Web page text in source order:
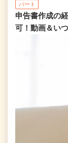
パート
申告書作成の
可！動画＆い